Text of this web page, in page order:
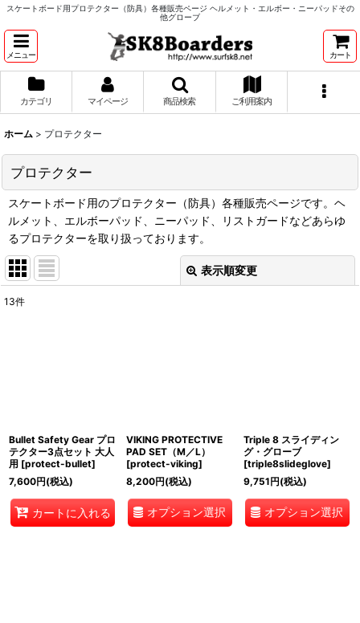
スケートボード用プロテクター（防具）各種販売ページ ヘルメット・エルボー・ニーパッドその
他グローブ
メニュー カート
カテゴリ マイページ 商品検索 ご利用案内
ホーム > プロテクター
プロテクター
スケートボード用のプロテクター（防具）各種販売ページです。ヘ
ルメット、エルボーパッド、ニーパッド、リストガードなどあらゆ
るプロテクターを取り扱っております。
表示順変更
絞り込む
13件
Bullet Safety Gear プロ
テクター3点セット 大人
用 [protect-bullet]
7,600円(税込)
カートに入れる
VIKING PROTECTIVE
PAD SET（M／L）
[protect-viking]
8,200円(税込)
オプション選択
Triple 8 スライディン
グ・グローブ
[triple8slideglove]
9,751円(税込)
オプション選択